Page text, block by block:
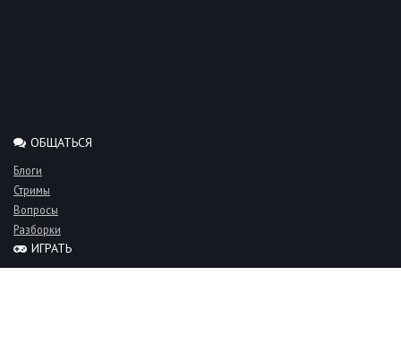
ОБЩАТЬСЯ
Блоги
Стримы
Вопросы
Разборки
ИГРАТЬ